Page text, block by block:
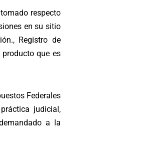
respecto
en su sitio
, Registro de
que es
Federales
judicial,
a la